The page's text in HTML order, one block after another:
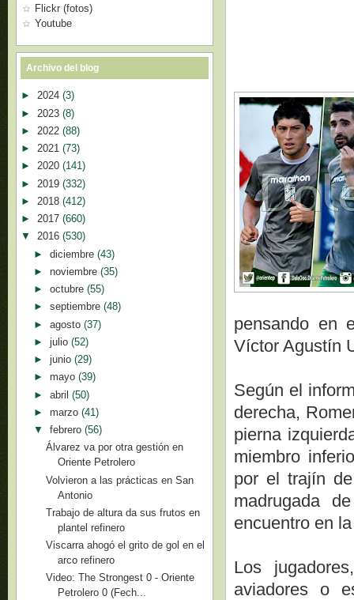
pensando en
Víctor Agustín
Según el
derecha,
pierna
miembro
por el trajín
madrugada
encuentro en
Los
aviadores o
Flickr (fotos)
Youtube
Archivo del blog
► 2024 (3)
► 2023 (8)
► 2022 (88)
► 2021 (73)
► 2020 (141)
► 2019 (332)
► 2018 (412)
► 2017 (660)
▼ 2016 (530)
► diciembre (43)
► noviembre (35)
► octubre (55)
► septiembre (48)
► agosto (37)
► julio (52)
► junio (29)
► mayo (39)
► abril (50)
► marzo (41)
▼ febrero (56)
Álvarez va por otra gestión en
Oriente Petrolero
Volvieron a las prácticas en San
Antonio
Trabajo de altura da sus frutos en
plantel refinero
Viscarra ahogó el grito de gol en el
arco refinero
Video: The Strongest 0 - Oriente
Petrolero 0 (Fech...